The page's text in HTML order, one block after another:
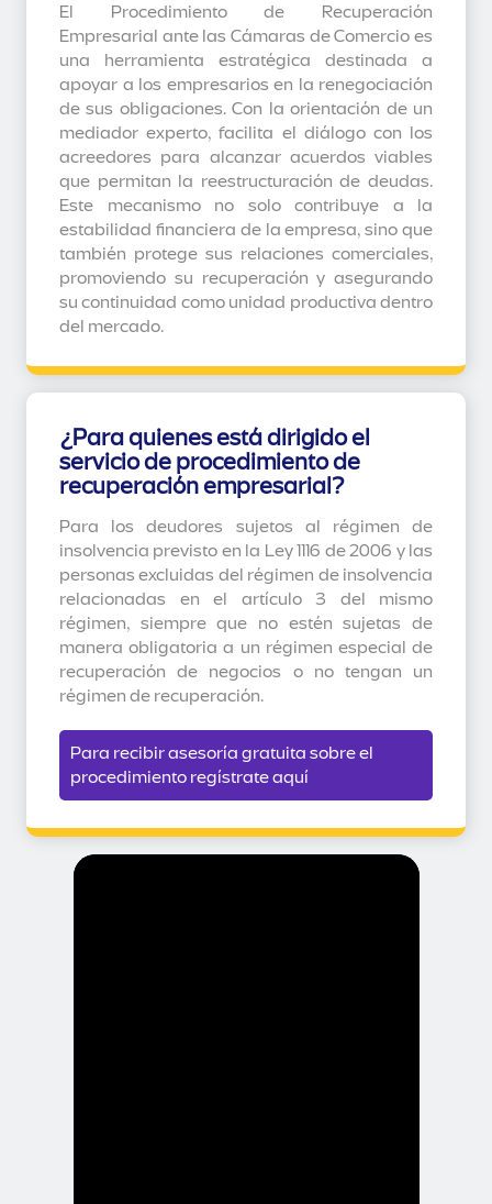
El Procedimiento de Recuperación
Empresarial ante las Cámaras de Comercio es
una herramienta estratégica destinada a
apoyar a los empresarios en la renegociación
de sus obligaciones. Con la orientación de un
mediador experto, facilita el diálogo con los
acreedores para alcanzar acuerdos viables
que permitan la reestructuración de deudas.
Este mecanismo no solo contribuye a la
estabilidad financiera de la empresa, sino que
también protege sus relaciones comerciales,
promoviendo su recuperación y asegurando
su continuidad como unidad productiva dentro
del mercado.
¿Para quienes está dirigido el
servicio de procedimiento de
recuperación empresarial?
Para los deudores sujetos al régimen de
insolvencia previsto en la Ley 1116 de 2006 y las
personas excluidas del régimen de insolvencia
relacionadas en el artículo 3 del mismo
régimen, siempre que no estén sujetas de
manera obligatoria a un régimen especial de
recuperación de negocios o no tengan un
régimen de recuperación.
Para recibir asesoría gratuita sobre el
procedimiento regístrate aquí